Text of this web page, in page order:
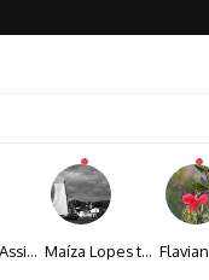
Veronice Assini Saes transforma a natureza em fotografias marcadas pela sensibilidade Maíza Lopes transforma cultura popular baiana em narrativas fotográficas